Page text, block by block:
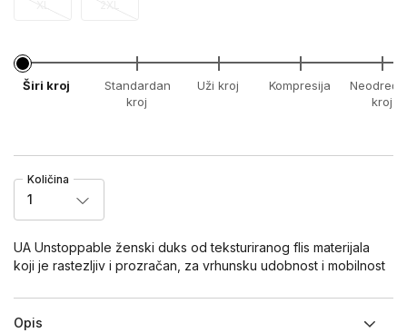
Širi kroj
Standardan
kroj
Uži kroj Kompresija
kroj
Količina
1
UA Unstoppable ženski duks od teksturiranog flis materijala
koji je rastezljiv i prozračan, za vrhunsku udobnost i mobilnost
Opis